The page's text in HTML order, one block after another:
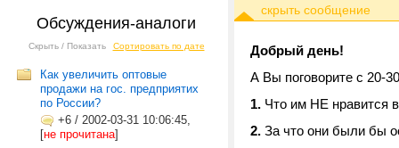
Обсуждения-аналоги
Скрыть / Показать Сортировать по дате
Как увеличить оптовые
продажи на гос. предприятих
по России?
+6 / 2002-03-31 10:06:45,
[не прочитана]
Добрый день!
А Вы поговорите с 20-
1. Что им НЕ нравится
2. За что они были бы